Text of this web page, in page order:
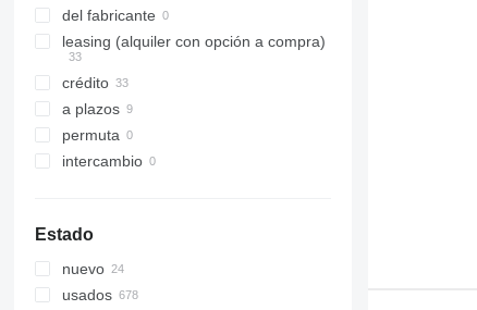
del fabricante
leasing (alquiler con opción a compra)
crédito
a plazos
permuta
intercambio
Estado
nuevo
usados